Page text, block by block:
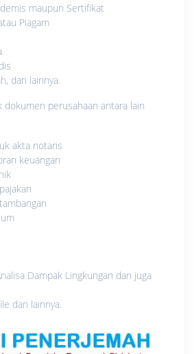
maupun Sertifikat
Piagam
dan lainnya.
dokumen perusahaan antara lain
akta notaris
keuangan
Dampak Lingkungan dan juga
dan lainnya.